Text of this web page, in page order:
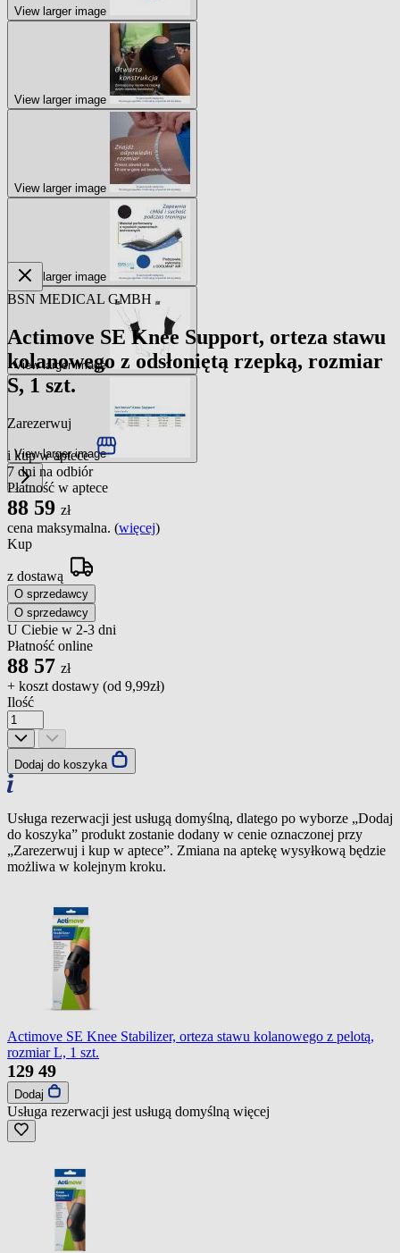
View larger image
View larger image
View larger image
View larger image
View larger image
View larger image
BSN MEDICAL GMBH
Actimove SE Knee Support, orteza stawu
kolanowego z odsłoniętą rzepką, rozmiar
S, 1 szt.
Zarezerwuj
i kup w aptece
7 dni na odbiór
Płatność w aptece
88 59 zł
cena maksymalna. (więcej)
Kup
z dostawą
O sprzedawcy
O sprzedawcy
U Ciebie w 2-3 dni
Płatność online
88 57 zł
+ koszt dostawy (od 9,99zł)
Ilość
Dodaj do koszyka
Usługa rezerwacji jest usługą domyślną, dlatego po wyborze „Dodaj
do koszyka” produkt zostanie dodany w cenie oznaczonej przy
„Zarezerwuj i kup w aptece”. Zmiana na aptekę wysyłkową będzie
możliwa w kolejnym kroku.
Actimove SE Knee Stabilizer, orteza stawu kolanowego z pelotą,
rozmiar L, 1 szt.
129 49
Dodaj
Usługa rezerwacji jest usługą domyślną więcej